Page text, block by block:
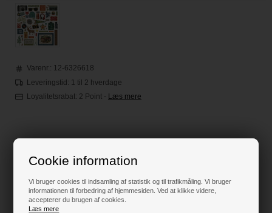
Cookie information
Vi bruger cookies til indsamling af statistik og til trafikmåling. Vi bruger
informationen til forbedring af hjemmesiden. Ved at klikke videre,
accepterer du brugen af cookies.
Læs mere
Varenr.: 12-6326618
Leveringstid: 1 til 2 hverdage
Loyalitetsrabat: 2 Point - Læs mere
75,00DKK